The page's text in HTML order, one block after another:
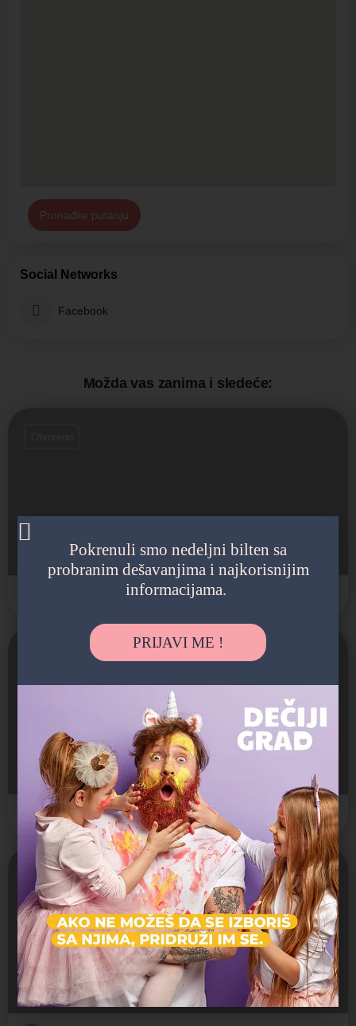
Pronađite putanju
Social Networks
Facebook
Možda vas zanima i sledeće:
Pariska 14
PRODAJNA GALERIJA BEOGRAD
Kosančićev venac 19
Galerija
Mala Galerija ULUPUDS-a
Uzun Mirkova 12
Otvoreno
Pokrenuli smo nedeljni bilten sa
probranim dešavanjima i najkorisnijim
informacijama.
PRIJAVI ME !